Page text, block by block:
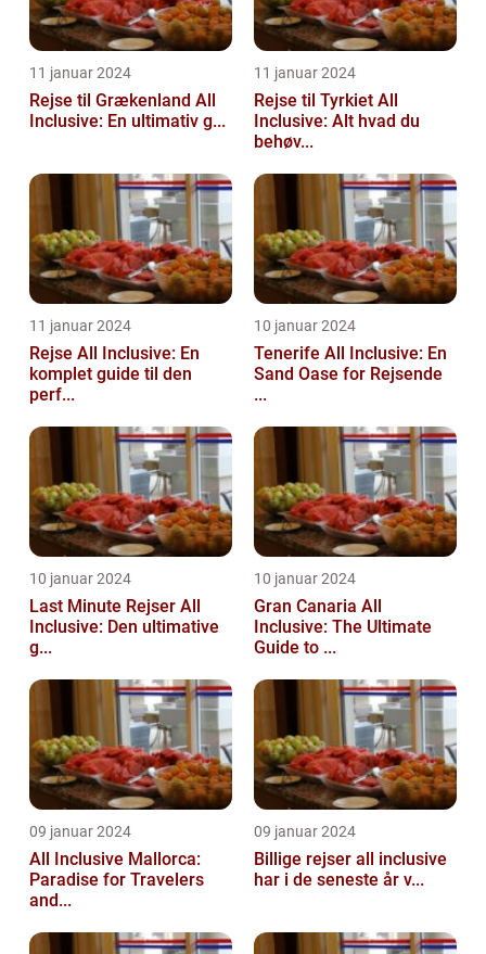
11 januar 2024
Rejse til Grækenland All
Inclusive: En ultimativ g...
11 januar 2024
Rejse til Tyrkiet All
Inclusive: Alt hvad du
behøv...
11 januar 2024
Rejse All Inclusive: En
komplet guide til den
perf...
10 januar 2024
Tenerife All Inclusive: En
Sand Oase for Rejsende
...
10 januar 2024
Last Minute Rejser All
Inclusive: Den ultimative
g...
10 januar 2024
Gran Canaria All
Inclusive: The Ultimate
Guide to ...
09 januar 2024
All Inclusive Mallorca:
Paradise for Travelers
and...
09 januar 2024
Billige rejser all inclusive
har i de seneste år v...